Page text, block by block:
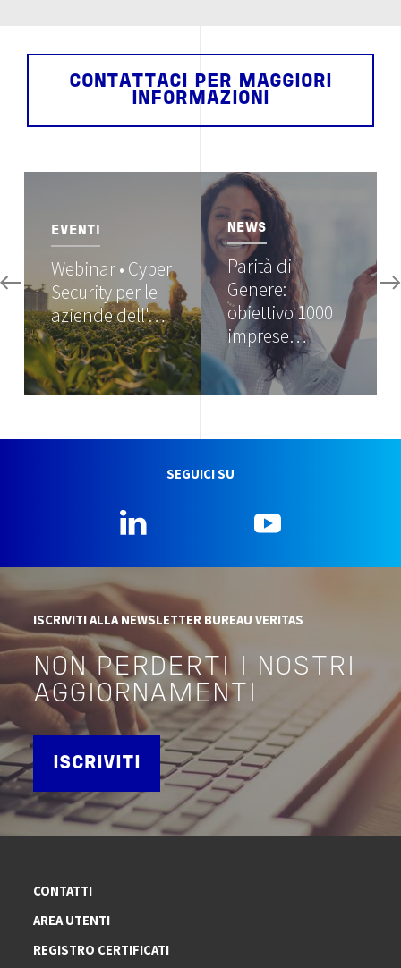
CONTATTACI PER MAGGIORI
INFORMAZIONI
EVENTI
Webinar • Cyber
Security per le
aziende dell'…
Image
NEWS
Parità di
Genere:
obiettivo 1000
imprese…
SEGUICI SU
ISCRIVITI ALLA NEWSLETTER BUREAU VERITAS
NON PERDERTI I NOSTRI
AGGIORNAMENTI
ISCRIVITI
CONTATTI
AREA UTENTI
REGISTRO CERTIFICATI